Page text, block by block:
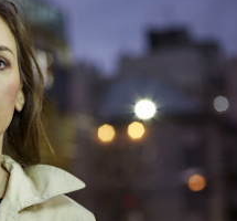
se cumplieron 50 años en
alemana -de origen judío-
inconformista, libre de toda